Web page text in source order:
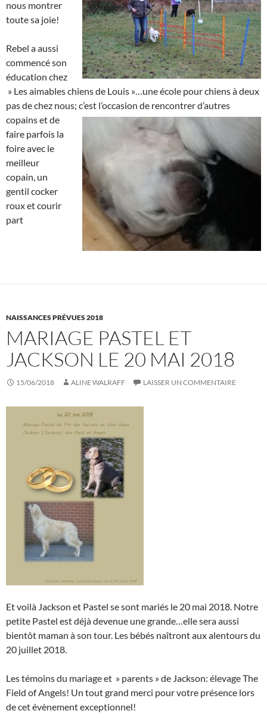
nous montrer
toute sa joie!
Rebel a aussi
commencé son
éducation chez
» Les aimables chiens de Louis »…une école pour chiens à deux
pas de chez nous; c’est l’occasion de rencontrerd’autres
copains et de
faire parfois la
foire avec le
meilleur
copain, un
gentil cocker
roux et courir
part
NAISSANCES PRÉVUES 2018
MARIAGE PASTEL ET
JACKSON LE 20 MAI 2018
15/06/2018 ALINE WALRAFF LAISSER UN COMMENTAIRE
Et voilà Jackson et Pastel se sont mariés le 20 mai 2018. Notre
petite Pastel est déjà devenue une grande…elle sera aussi
bientôt maman à son tour. Les bébés naîtront aux alentours du
20 juillet 2018.
Les témoins du mariage et » parents » de Jackson: élevage The
Field of Angels! Un tout grand merci pour votre présence lors
de cet évènement exceptionnel!